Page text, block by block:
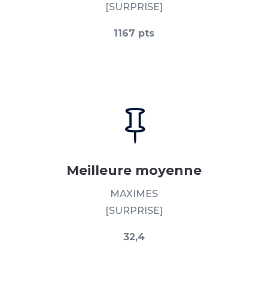
[SURPRISE]
1167 pts

Meilleure moyenne
MAXIMES
[SURPRISE]
32,4